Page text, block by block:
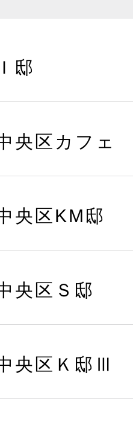
邸
央区カフェ
央区KM邸
央区Ｓ邸
央区Ｋ邸Ⅲ